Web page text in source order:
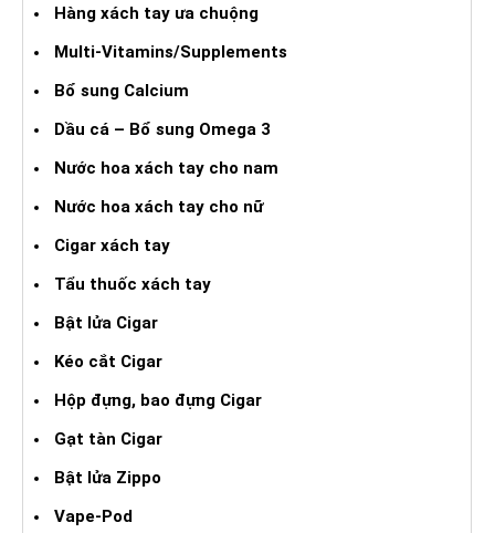
Hàng xách tay ưa chuộng
Multi-Vitamins/Supplements
Bổ sung Calcium
Dầu cá – Bổ sung Omega 3
Nước hoa xách tay cho nam
Nước hoa xách tay cho nữ
Cigar xách tay
Tẩu thuốc xách tay
Bật lửa Cigar
Kéo cắt Cigar
Hộp đựng, bao đựng Cigar
Gạt tàn Cigar
Bật lửa Zippo
Vape-Pod